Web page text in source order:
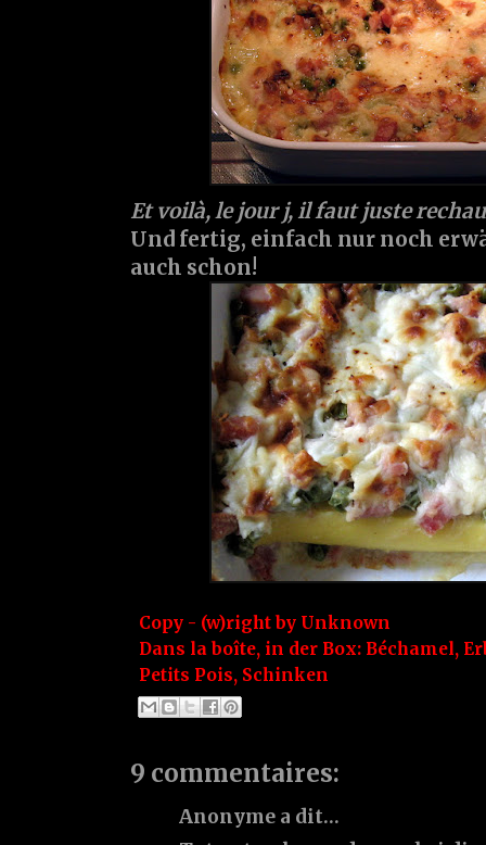
Et voilà, le jour j, il faut juste
Und fertig, einfach nur noch
auch schon!
Copy - (w)right by Unknown
Dans la boîte, in der Box: Béchamel,
Petits Pois, Schinken
9 commentaires:
Anonyme a dit…